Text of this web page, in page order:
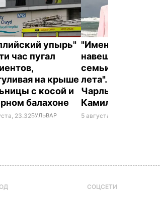
упырь"
час пугал
на крыше
с косой и
балахоне
23.32БУЛЬВАР
"Именно там его
навещают члены
семьи в течение
лета". Где
Чарльз III и его
Камилла
5 августа, 20.22
СОЦСЕТИ